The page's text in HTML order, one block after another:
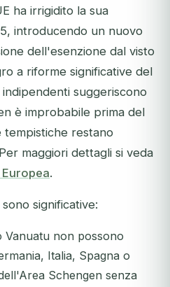
ha irrigidito la sua
introducendo un nuovo
dell'esenzione dal visto
a riforme significative del
suggeriscono
è improbabile prima del
restano
maggiori dettagli si veda
.
significative:
Vanuatu non possono
Italia, Spagna o
Schengen senza